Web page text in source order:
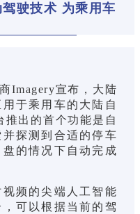
驶技术 为乘用车
Imagery宣布，大陆
于乘用车的大陆自
出的首个功能是自
探测到合适的停车
的情况下自动完成
频的尖端人工智能
可以根据当前的驾